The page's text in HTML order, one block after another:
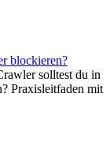
blockieren?
solltest du in
Praxisleitfaden mit